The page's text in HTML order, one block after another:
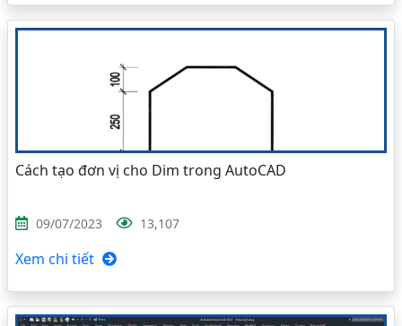
Cách tạo đơn vị cho Dim trong AutoCAD
09/07/2023 13,107
Xem chi tiết